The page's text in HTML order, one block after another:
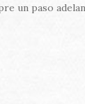
un paso